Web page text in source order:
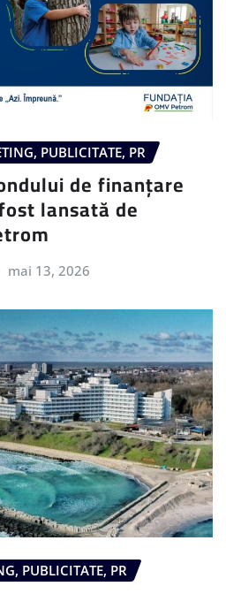
PUBLICITATE, PR
de finanțare
lansată de
mai 13, 2026
PUBLICITATE, PR